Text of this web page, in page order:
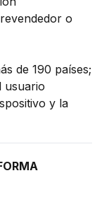
o
de 190 países;
usuario
y la